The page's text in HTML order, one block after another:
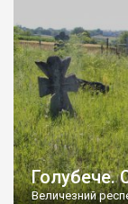
Голубече.
Величезний